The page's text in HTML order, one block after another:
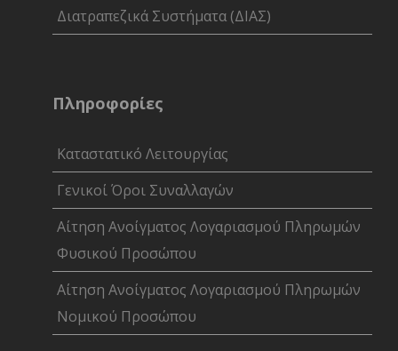
Διατραπεζικά Συστήματα (ΔΙΑΣ)
Πληροφορίες
Καταστατικό Λειτουργίας
Γενικοί Όροι Συναλλαγών
Αίτηση Ανοίγματος Λογαριασμού Πληρωμών
Φυσικού Προσώπου
Αίτηση Ανοίγματος Λογαριασμού Πληρωμών
Νομικού Προσώπου